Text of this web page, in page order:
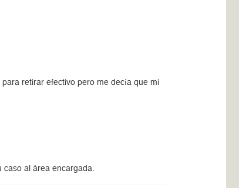
retirar efectivo pero me decía que mi
caso al área encargada.